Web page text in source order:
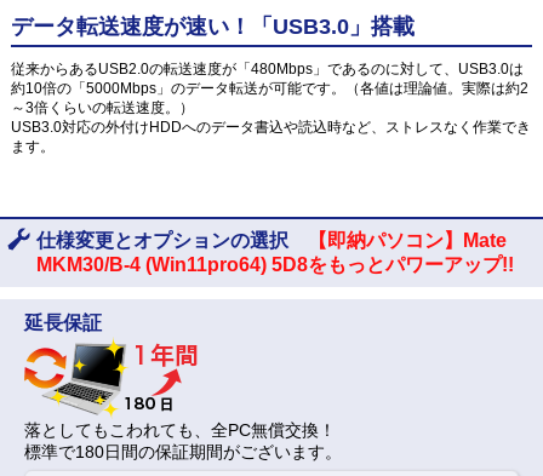
データ転送速度が速い！「USB3.0」搭載
従来からあるUSB2.0の転送速度が「480Mbps」であるのに対して、USB3.0は
約10倍の「5000Mbps」のデータ転送が可能です。（各値は理論値。実際は約2
～3倍くらいの転送速度。）
USB3.0対応の外付けHDDへのデータ書込や読込時など、ストレスなく作業でき
ます。
仕様変更とオプションの選択
【即納パソコン】Mate
MKM30/B-4 (Win11pro64) 5D8をもっとパワーアップ!!
延長保証
落としてもこわれても、全PC無償交換！
標準で180日間の保証期間がございます。